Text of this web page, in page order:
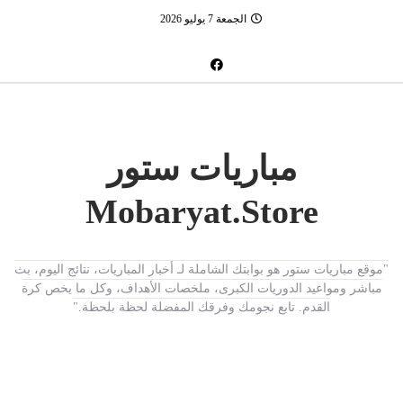
الجمعة 7 يوليو 2026
مباريات ستور
Mobaryat.Store
"موقع مباريات ستور هو بوابتك الشاملة لـ أخبار المباريات، نتائج اليوم، بث
مباشر ومواعيد الدوريات الكبرى، ملخصات الأهداف، وكل ما يخص كرة
القدم. تابع نجومك وفرقك المفضلة لحظة بلحظة."